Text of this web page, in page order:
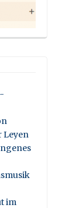
Leyen
im